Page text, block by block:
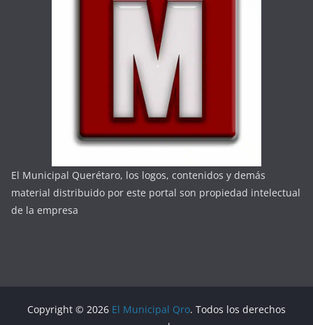
El Municipal Querétaro, los logos, contenidos y demás
material distribuido por este portal son propiedad intelectual
de la empresa
Copyright © 2026 El Municipal Qro. Todos los derechos